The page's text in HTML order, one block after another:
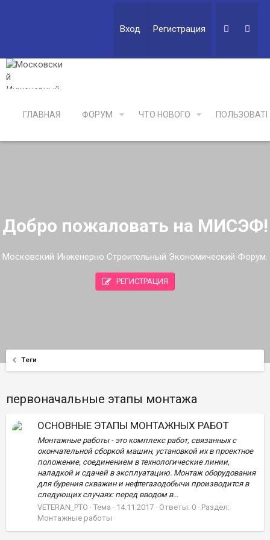
Вход Регистрация
ГЛАВНАЯ ФОРУМ ЧТО НОВОГО
Добро пожаловать на МИСЭФ!
Московский Инженерно Строительный Экономический Форум.
РЕГИСТРАЦИЯ
Теги
первоначальные этапы монтажа
ОСНОВНЫЕ ЭТАПЫ МОНТАЖНЫХ РАБОТ
Монтажные работы - это комплекс работ, связанных с
окончательной сборкой машин, установкой их в проектное
положение, соединением в технологические линии,
наладкой и сдачей в эксплуатацию. Монтаж оборудования
для бурения скважин и нефтегазодобычи производится в
следующих случаях: перед вводом в...
VETERAN_PTO
Тема 14.11.2017 Ответы: 0
Раздел:
Монтажные работы